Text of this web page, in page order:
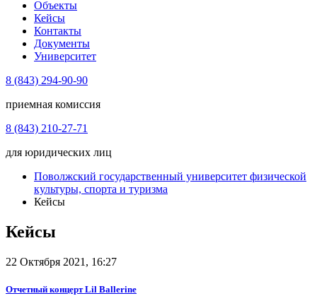
Объекты
Кейсы
Контакты
Документы
Университет
8 (843) 294-90-90
приемная комиссия
8 (843) 210-27-71
для юридических лиц
Поволжский государственный университет физической
культуры, спорта и туризма
Кейсы
Кейсы
22 Октября 2021, 16:27
Отчетный концерт Lil Ballerine